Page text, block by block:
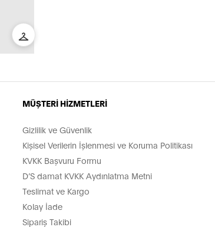
MÜŞTERİ HİZMETLERİ
Gizlilik ve Güvenlik
Kişisel Verilerin İşlenmesi ve Koruma Politikası
KVKK Başvuru Formu
D’S damat KVKK Aydınlatma Metni
Teslimat ve Kargo
Kolay İade
Sipariş Takibi